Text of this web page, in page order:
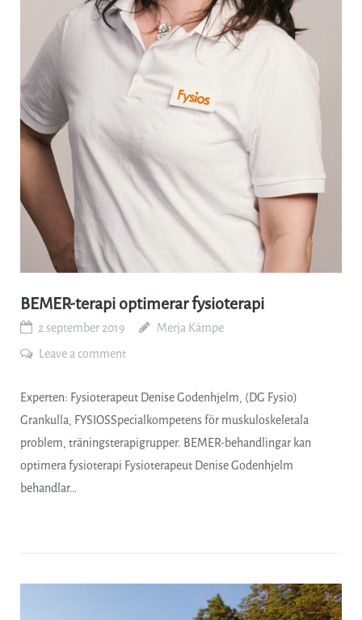
BEMER-terapi optimerar fysioterapi
2 september 2019
Merja Kämpe
Leave a comment
Experten: Fysioterapeut Denise Godenhjelm, (DG Fysio)
Grankulla, FYSIOSSpecialkompetens för muskuloskeletala
problem, träningsterapigrupper. BEMER-behandlingar kan
optimera fysioterapi Fysioterapeut Denise Godenhjelm
behandlar…